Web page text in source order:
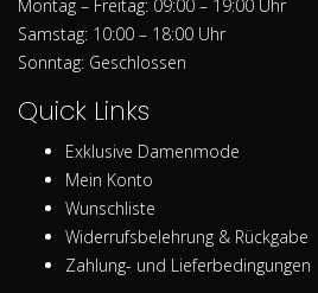
Montag – Freitag: 09:00 – 19:00 Uhr
Samstag: 10:00 – 18:00 Uhr
Sonntag: Geschlossen
Quick Links
Exklusive Damenmode
Mein Konto
Wunschliste
Widerrufsbelehrung & Rückgabe
Zahlung- und Lieferbedingungen